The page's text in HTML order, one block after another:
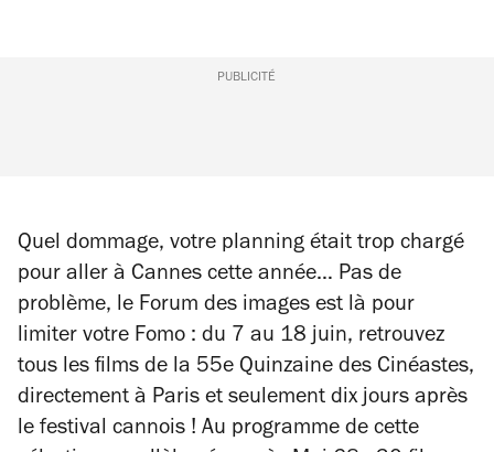
PUBLICITÉ
Quel dommage, votre planning était trop chargé
pour aller à Cannes cette année… Pas de
problème, le Forum des images est là pour
limiter votre Fomo : du 7 au 18 juin, retrouvez
tous les films de la 55e Quinzaine des Cinéastes,
directement à Paris et seulement dix jours après
le festival cannois ! Au programme de cette